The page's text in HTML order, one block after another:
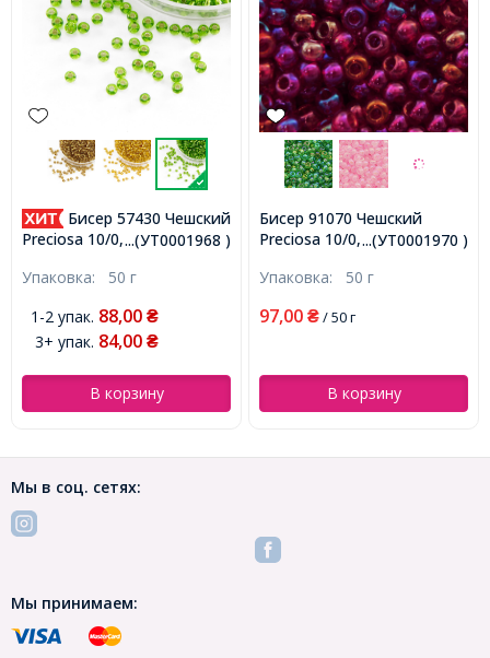
...(УТ0001968 )
Бисер 57430 Чешский
Preciosa 10/0, Прозрачный
Зеленый, Круглый,
Упаковка: 50 г
1-2 упак. 88,00 ₴
3+ упак. 84,00 ₴
В корзину
...(УТ0001970 )
Бисер 91070 Чешский
Preciosa 10/0, Прозрачный
Круглый, (УТ0001970)
Упаковка: 50 г
97,00 ₴/ 50 г
В корзину
Мы в соц. сетях:
Мы принимаем: